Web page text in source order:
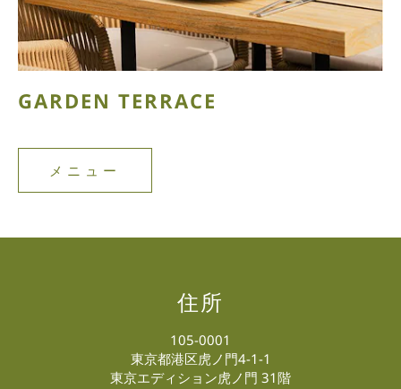
GARDEN TERRACE
メニュー
メ
ニ
住所
105-0001
東京都港区虎ノ門4-1-1
東京エディション虎ノ門 31階